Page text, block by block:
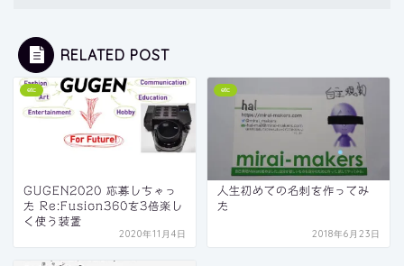
RELATED POST
etc
GUGEN2020 応募しちゃっ
た Re:Fusion360を3倍楽し
く使う装置
2020年11月4日
etc
人生初めての名刺を作ってみ
た
2018年6月23日